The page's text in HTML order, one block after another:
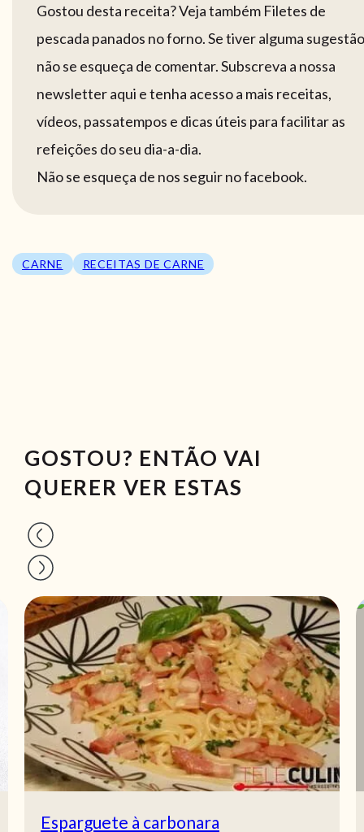
Gostou desta receita? Veja também Filetes de
pescada panados no forno. Se tiver alguma sugestão
não se esqueça de comentar. Subscreva a nossa
newsletter aqui e tenha acesso a mais receitas,
vídeos, passatempos e dicas úteis para facilitar as
refeições do seu dia-a-dia.
Não se esqueça de nos seguir no facebook.
CARNE RECEITAS DE CARNE
GOSTOU? ENTÃO VAI
QUERER VER ESTAS
Esparguete à carbonara